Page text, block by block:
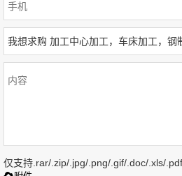
仅支持.rar/.zip/.jpg/.png/.gif/.doc/.xls/